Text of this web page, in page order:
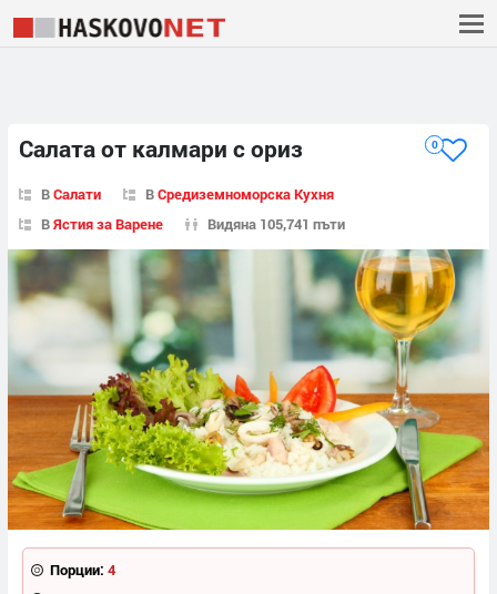
Салата от калмари с ориз 0
ВСалати ВСредиземноморска Кухня
ВЯстия за Варене Видяна 105,741 пъти
Порции: 4